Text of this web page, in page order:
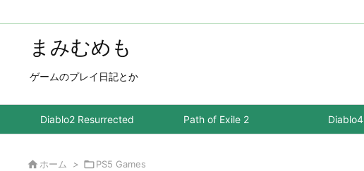
まみむめも
ゲームのプレイ日記とか
Diablo2 Resurrected Path of Exile 2 Diablo4
 ホーム > PS5 Games